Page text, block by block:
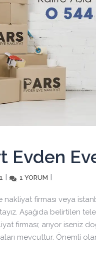
Evden
1 YORUM
nakliyat firması veya
Aşağıda belirtilen
firması; arıyor
mevcuttur. Önemli